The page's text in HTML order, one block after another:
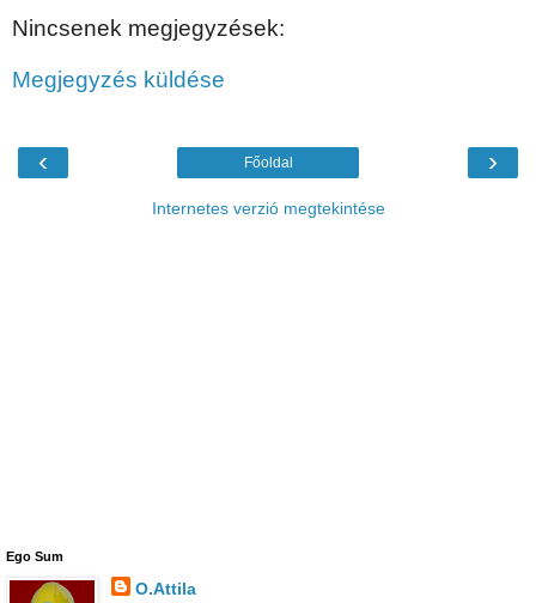
Nincsenek megjegyzések:
Megjegyzés küldése
‹ ›
Főoldal
Internetes verzió megtekintése
Ego Sum
O.Attila